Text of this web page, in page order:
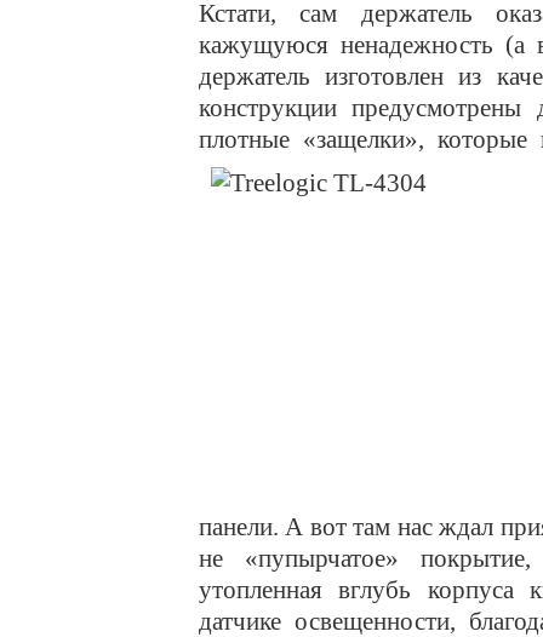
Кстати, сам держатель
кажущуюся ненадежность (а
держатель изготовлен из
конструкции
плотные «защелки»,
панели. А вот там нас ждал
не «пупырчатое»
утопленная вглубь корпуса
датчике освещенности,